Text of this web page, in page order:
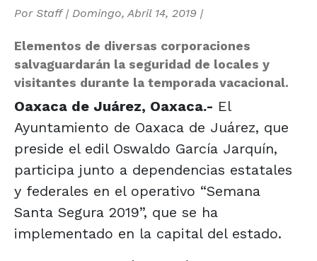
Por Staff| Domingo, Abril 14, 2019 |
Elementos de diversas corporaciones
salvaguardarán la seguridad de locales y
visitantes durante la temporada vacacional.
Oaxaca de Juárez, Oaxaca.- El
Ayuntamiento de Oaxaca de Juárez, que
preside el edil Oswaldo García Jarquín,
participa junto a dependencias estatales
y federales en el operativo “Semana
Santa Segura 2019”, que se ha
implementado en la capital del estado.